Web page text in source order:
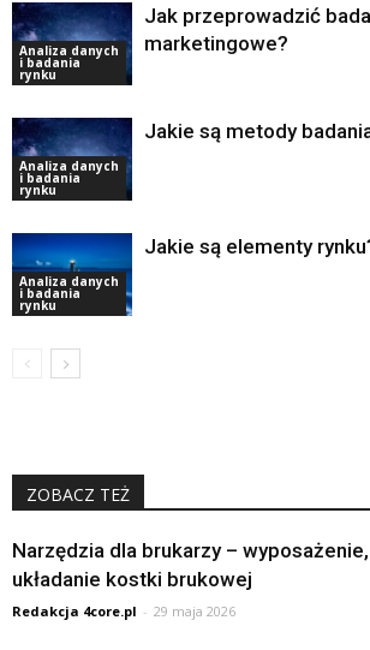
Analiza danych
i badania
rynku
Jak przeprowadzić
marketingowe?
Analiza danych
i badania
rynku
Jakie są metody
Analiza danych
i badania
rynku
Jakie są elementy
ZOBACZ TEŻ
Narzędzia dla brukarzy –
układanie kostki brukowej
Redakcja 4core.pl - 29 maja 2026